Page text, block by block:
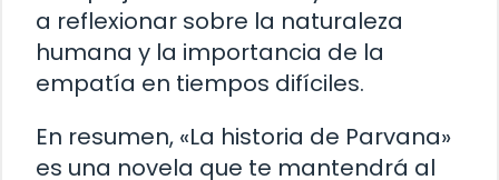
a reflexionar sobre la naturaleza
humana y la importancia de la
empatía en tiempos difíciles.
En resumen, «La historia de Parvana»
es una novela que te mantendrá al